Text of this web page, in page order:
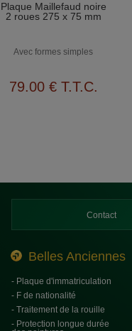
Plaque Maillefaud noire
2 roues 275 x 75 mm
Avec formes simples
79.00 € T.T.C.
Contact
Belles Anciennes
- Plaque d'immatriculation
- F de nationalité
- Traitement de la rouille
- Protection longue durée